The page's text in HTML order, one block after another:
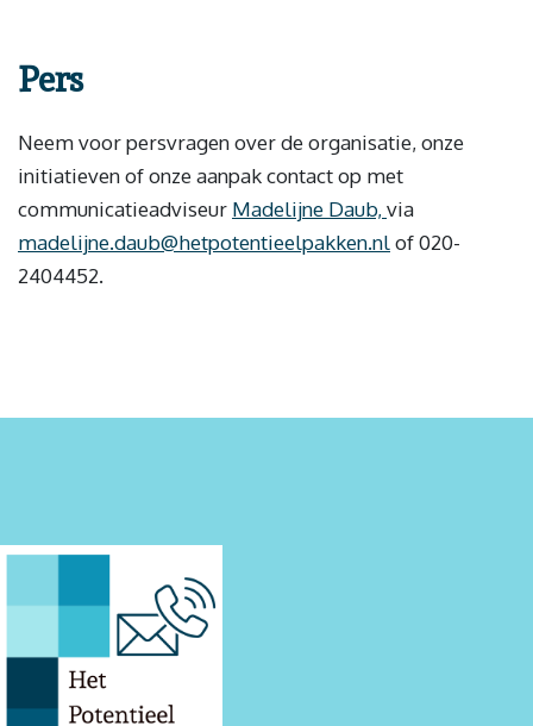
Pers
Neem voor persvragen over de organisatie, onze
initiatieven of onze aanpak contact op met
communicatieadviseur Madelijne Daub, via
madelijne.daub@hetpotentieelpakken.nlof 020-
2404452.